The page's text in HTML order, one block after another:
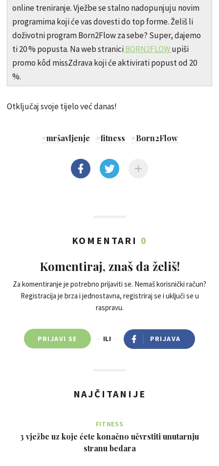
online treniranje. Vježbe se stalno nadopunjuju novim
programima koji će vas dovesti do top forme. Želiš li
doživotni program Born2Flow za sebe? Super, dajemo
ti 20 % popusta. Na web straniciBORN2FLOWupiši
promo kôd missZdrava koji će aktivirati popust od 20
%.
Otključaj svoje tijelo već danas!
#mršavljenje #fitness #Born2Flow
KOMENTARI 0
Komentiraj, znaš da želiš!
Za komentiranje je potrebno prijaviti se. Nemaš korisnički račun?
Registracija je brza i jednostavna, registriraj se i uključi se u
raspravu.
PRIJAVI SE ILI PRIJAVA
NAJČITANIJE
FITNESS
3 vježbe uz koje ćete konačno učvrstiti unutarnju
stranu bedara